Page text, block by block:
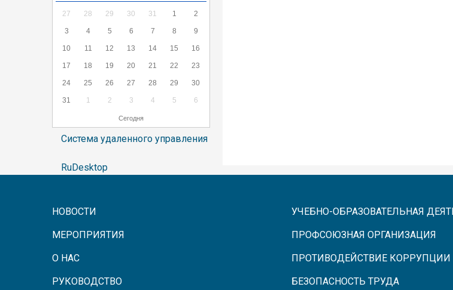
27 28 29 30 31 1 2
3 4 5 6 7 8 9
10 11 12 13 14 15 16
17 18 19 20 21 22 23
24 25 26 27 28 29 30
31 1 2 3 4 5 6
Сегодня
Система удаленного управления
RuDesktop
НОВОСТИ
МЕРОПРИЯТИЯ
О НАС
РУКОВОДСТВО
УЧЕБНО-ОБРАЗОВАТЕЛЬНАЯ
ПРОФСОЮЗНАЯ ОРГАНИЗАЦИЯ
ПРОТИВОДЕЙСТВИЕ КОРРУПЦИИ
БЕЗОПАСНОСТЬ ТРУДА